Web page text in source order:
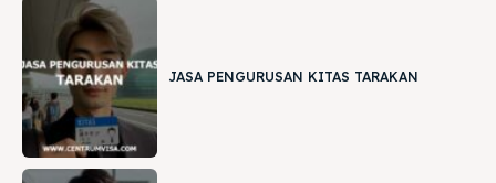
JASA PENGURUSAN KITAS TARAKAN